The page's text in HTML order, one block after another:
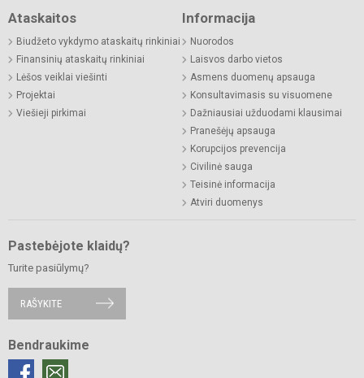
Ataskaitos
Biudžeto vykdymo ataskaitų rinkiniai
Finansinių ataskaitų rinkiniai
Lėšos veiklai viešinti
Projektai
Viešieji pirkimai
Informacija
Nuorodos
Laisvos darbo vietos
Asmens duomenų apsauga
Konsultavimasis su visuomene
Dažniausiai užduodami klausimai
Pranešėjų apsauga
Korupcijos prevencija
Civilinė sauga
Teisinė informacija
Atviri duomenys
Pastebėjote klaidų?
Turite pasiūlymų?
RAŠYKITE
Bendraukime